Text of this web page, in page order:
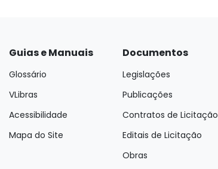
Guias e Manuais
Glossário
VLibras
Acessibilidade
Mapa do Site
Documentos
Legislações
Publicações
Contratos de Licitação
Editais de Licitação
Obras